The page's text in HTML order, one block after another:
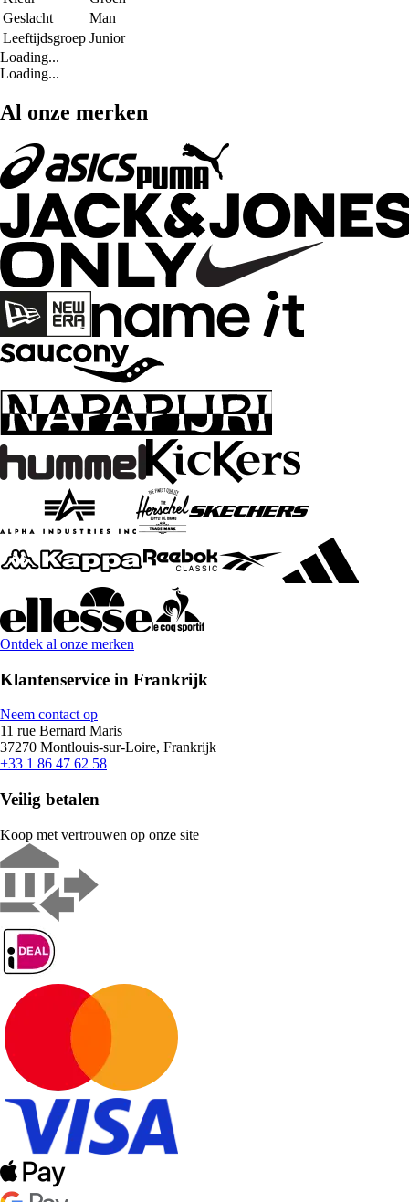
Geslacht
Man
Leeftijdsgroep Junior
Loading...
Loading...
Al onze merken
Ontdek al onze merken
Klantenservice in Frankrijk
Neem contact op
11 rue Bernard Maris
37270 Montlouis-sur-Loire, Frankrijk
+33 1 86 47 62 58
Veilig betalen
Koop met vertrouwen op onze site